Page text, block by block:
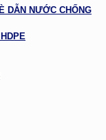
DẪN NƯỚC CHỐNG